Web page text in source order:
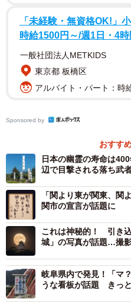
しかも、驚嘆するのが
生産量」 まで数え切れない
◇ ◇ ◇
・喫茶代消費額全国1位
・柿の消費量日本一
・ビスケットの消費金額日本
・農村景観日本一（恵那市岩
・総貯水量日本一を誇るダム
・日本一大きい水車（恵那
「未経験・無資格OK!」
時給1500円～/週1日・4
一般社団法人METKIDS
東京都 板橋区
アルバイト・パート：時
Sponsored by
おすす
日本の幽霊の寿命は
辺で目撃される落ち武
「関より東が関東、関
関市の宣言が話題に
これは神秘的！ 引き
城」の写真が話題…撮
岐阜県内で発見！「マ
うな看板が話題 きっ